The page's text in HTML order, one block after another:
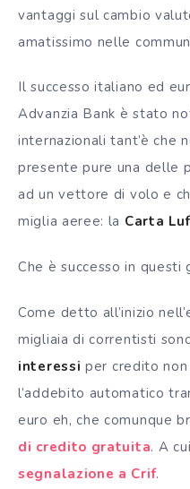
vantaggi sul cambio
amatissimo nelle
Il successo italiano ed
Advanzia Bank è stato
internazionali tant’è che
presente pure una delle
ad un vettore di volo e
miglia aeree: la Carta
Che è successo in questi
Come detto all’inizio
migliaia di correntisti
interessi per credito
l’addebito automatico
euro eh, che comunque
di credito gratuita. A
segnalazione a Crif.